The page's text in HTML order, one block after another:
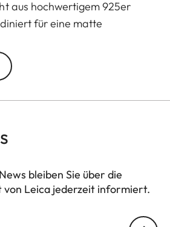
aus hochwertigem 925er
für eine matte
einen anspruchsvollen Akzent
bleiben Sie über die
von Leica jederzeit informiert.